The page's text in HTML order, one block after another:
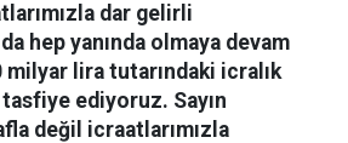
dar gelirli
hep yanında olmaya devam
milyar lira tutarındaki icralık
tasfiye ediyoruz. Sayın
değil icraatlarımızla